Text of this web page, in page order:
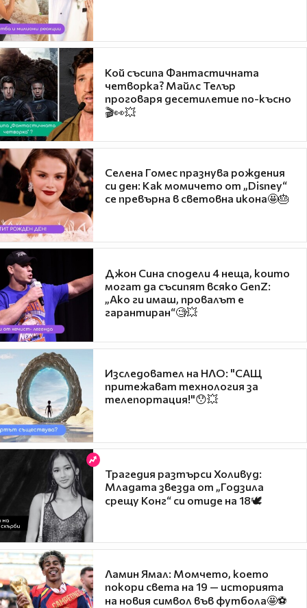
Кой съсипа Фантастичната
четворка? Майлс Телър
проговаря десетилетие по-късно
🎬👀💥
Селена Гомес празнува рождения
си ден: Как момичето от „Disney“
се превърна в световна икона🤩🎂
Джон Сина сподели 4 неща, които
могат да съсипят всяко GenZ:
„Ако ги имаш, провалът е
гарантиран“🧐💥
Изследовател на НЛО: "САЩ
притежават технология за
телепортация!"😯💥
Трагедия разтърси Холивуд:
Младата звезда от „Годзила
срещу Конг“ си отиде на 18🕊️
Ламин Ямал: Момчето, което
покори света на 19 — историята
на новия символ във футбола🤩⚽